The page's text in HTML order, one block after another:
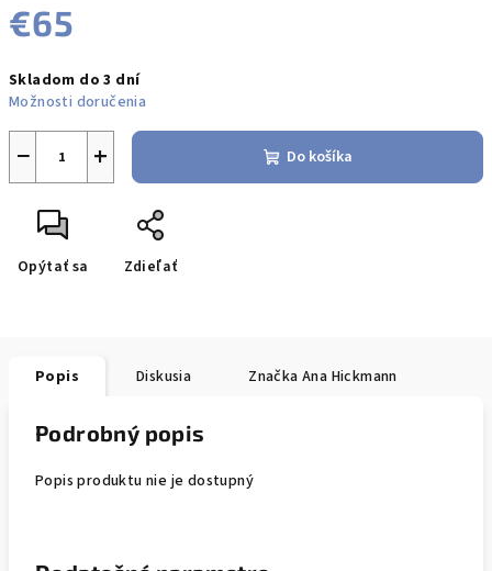
€65
cena:
Skladom do 3 dní
Možnosti doručenia
+
− Do košíka
Opýtať sa Zdieľať
Popis Diskusia Značka Ana Hickmann
Podrobný popis
Popis produktu nie je dostupný